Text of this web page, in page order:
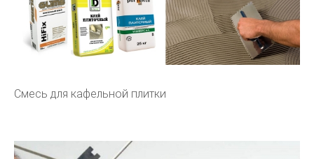
Смесь для кафельной плитки